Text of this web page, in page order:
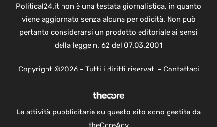
Political24.it non è una testata giornalistica, in quanto
viene aggiornato senza alcuna periodicità. Non può
pertanto considerarsi un prodotto editoriale ai sensi
della legge n. 62 del 07.03.2001
Copyright ©2026 - Tutti i diritti riservati - Contattaci
Le attività pubblicitarie su questo sito sono gestite da
theCoreAdv